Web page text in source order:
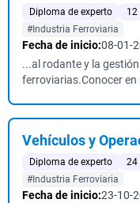
Diploma de experto 12
#Industria Ferroviaria
Fecha de inicio:08-01-
...al rodante y la
ferroviarias.Conocer
Vehículos y
Diploma de experto 24
#Industria Ferroviaria
Fecha de inicio:23-10-